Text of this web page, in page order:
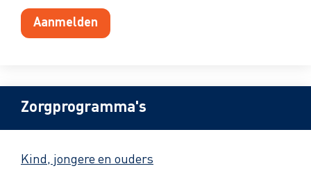
Aanmelden
Zorgprogramma's
Kind, jongere en ouders